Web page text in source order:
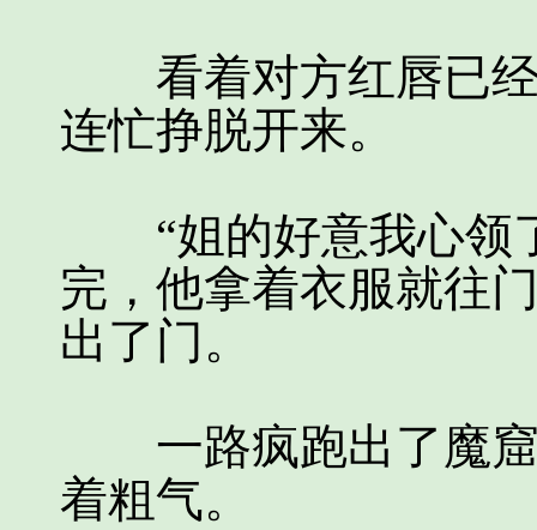
看着对方红唇已经
连忙挣脱开来。
“姐的好意我心领
完，他拿着衣服就往
出了门。
一路疯跑出了魔窟
着粗气。